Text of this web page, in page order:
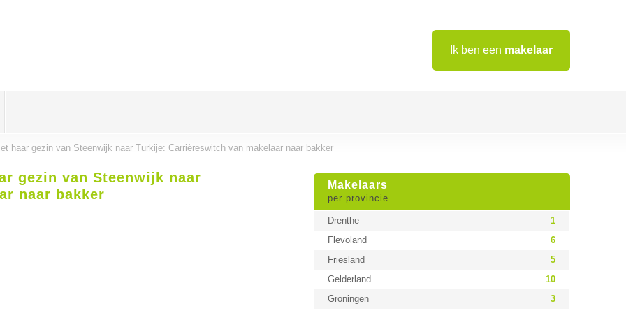
Ik ben een makelaar
haar gezin van Steenwijk naar Turkije: Carrièreswitch van makelaar naar bakker
Makelaars
per provincie
Drenthe
1
Flevoland
6
Friesland
5
Gelderland
10
Groningen
3
gezin van Steenwijk naar
naar bakker